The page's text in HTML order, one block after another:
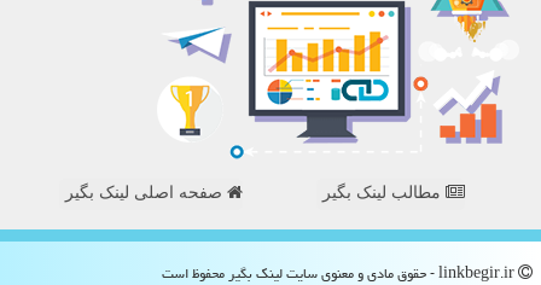
مطالب لینک بگیر صفحه اصلی لینک بگیر